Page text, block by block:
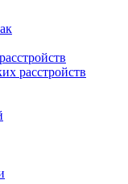
расстройств